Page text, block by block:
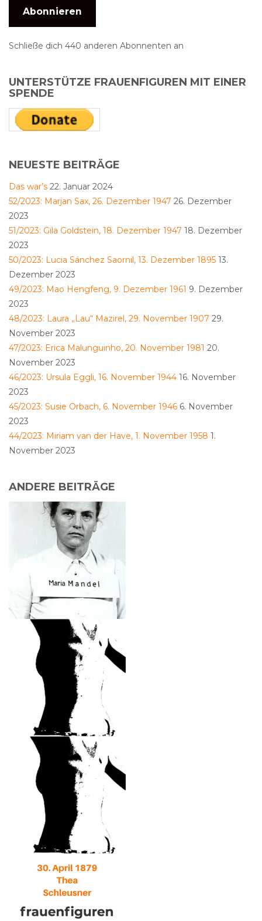
Abonnieren
Schließe dich 440 anderen Abonnenten an
UNTERSTÜTZE FRAUENFIGUREN MIT EINER
SPENDE
NEUESTE BEITRÄGE
Das war’s 22. Januar 2024
52/2023: Marjan Sax, 26. Dezember 1947 26. Dezember
2023
51/2023: Gila Goldstein, 18. Dezember 1947 18. Dezember
2023
50/2023: Lucia Sánchez Saornil, 13. Dezember 1895 13.
Dezember 2023
49/2023: Mao Hengfeng, 9. Dezember 1961 9. Dezember
2023
48/2023: Laura „Lau“ Mazirel, 29. November 1907 29.
November 2023
47/2023: Erica Malunguinho, 20. November 1981 20.
November 2023
46/2023: Ursula Eggli, 16. November 1944 16. November
2023
45/2023: Susie Orbach, 6. November 1946 6. November
2023
44/2023: Miriam van der Have, 1. November 1958 1.
November 2023
ANDERE BEITRÄGE